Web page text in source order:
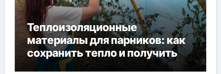
Теплоизоляционные
материалы для парников: как
сохранить тепло и получить
богатый урожай